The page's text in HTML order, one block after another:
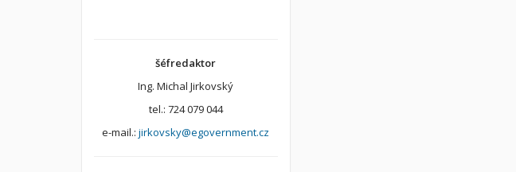
šéfredaktor
Ing. Michal Jirkovský
tel.: 724 079 044
e-mail.:jirkovsky@egovernment.cz